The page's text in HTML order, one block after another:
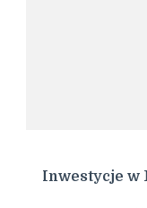
Inwestycje w